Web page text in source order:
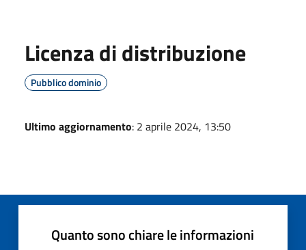
Licenza di distribuzione
Pubblico dominio
Ultimo aggiornamento: 2 aprile 2024, 13:50
Quanto sono chiare le informazioni